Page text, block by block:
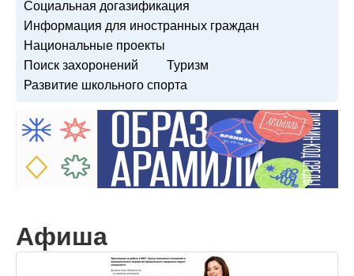
Социальная догазификация
Информация для иностранных граждан
Национальные проекты
Поиск захоронений
Туризм
Развитие школьного спорта
Афиша